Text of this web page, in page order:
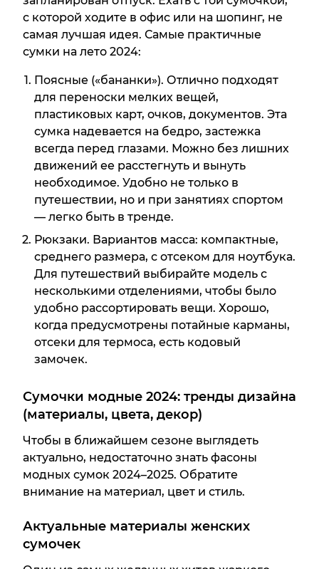
с которой ходите в офис или на шопинг, не
самая лучшая идея. Самые практичные
сумки на лето 2024:
Поясные («бананки»). Отлично подходят
для переноски мелких вещей,
пластиковых карт, очков, документов. Эта
сумка надевается на бедро, застежка
всегда перед глазами. Можно без лишних
движений ее расстегнуть и вынуть
необходимое. Удобно не только в
путешествии, но и при занятиях спортом
— легко быть в тренде.
Рюкзаки. Вариантов масса: компактные,
среднего размера, с отсеком для ноутбука.
Для путешествий выбирайте модель с
несколькими отделениями, чтобы было
удобно рассортировать вещи. Хорошо,
когда предусмотрены потайные карманы,
отсеки для термоса, есть кодовый
замочек.
Сумочки модные 2024: тренды дизайна
(материалы, цвета, декор)
Чтобы в ближайшем сезоне выглядеть
актуально, недостаточно знать фасоны
модных сумок 2024–2025. Обратите
внимание на материал, цвет и стиль.
Актуальные материалы женских
сумочек